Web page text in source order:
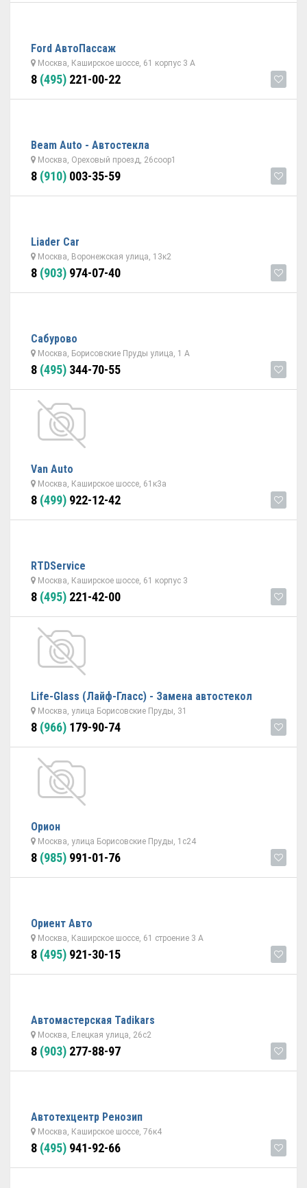
Ford АвтоПассаж
Москва, Каширское шоссе, 61 корпус 3 А
8 (495) 221-00-22
Beam Auto - Автостекла
Москва, Ореховый проезд, 26соор1
8 (910) 003-35-59
Liader Car
Москва, Воронежская улица, 13к2
8 (903) 974-07-40
Сабурово
Москва, Борисовские Пруды улица, 1 А
8 (495) 344-70-55
Van Auto
Москва, Каширское шоссе, 61к3а
8 (499) 922-12-42
RTDService
Москва, Каширское шоссе, 61 корпус 3
8 (495) 221-42-00
Life-Glass (Лайф-Гласс) - Замена автостекол
Москва, улица Борисовские Пруды, 31
8 (966) 179-90-74
Орион
Москва, улица Борисовские Пруды, 1с24
8 (985) 991-01-76
Ориент Авто
Москва, Каширское шоссе, 61 строение 3 А
8 (495) 921-30-15
Автомастерская Tadikars
Москва, Елецкая улица, 26с2
8 (903) 277-88-97
Автотехцентр Ренозип
Москва, Каширское шоссе, 76к4
8 (495) 941-92-66